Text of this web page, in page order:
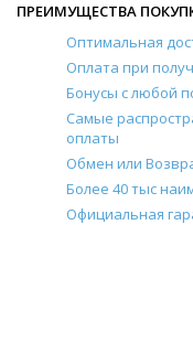
ПРЕИМУЩЕСТВА
Оптимальная
Оплата при
Бонусы с любой
Самые
оплаты
Обмен или
Более 40 тыс
Официальная